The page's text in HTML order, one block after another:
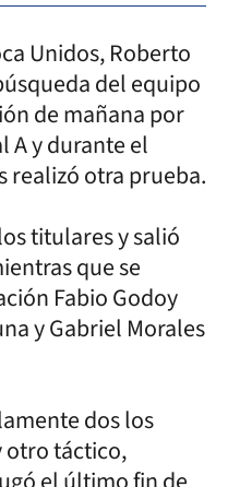
Unidos, Roberto
del equipo
de mañana por
A y durante el
realizó otra prueba.
titulares y salió
que se
Fabio Godoy
y Gabriel Morales
dos los
otro táctico,